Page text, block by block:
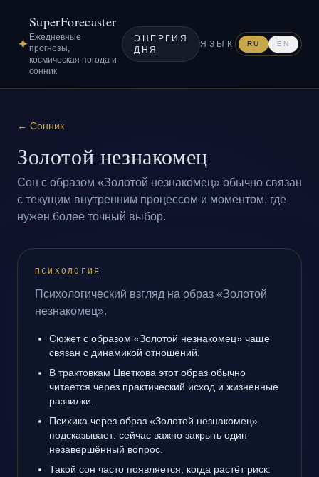
✦
SuperForecaster
Ежедневные
прогнозы,
космическая погода и
сонник
ЭНЕРГИЯ
ДНЯ
ЯЗЫК RU EN
← Сонник
Золотой незнакомец
Сон с образом «Золотой незнакомец» обычно связан
с текущим внутренним процессом и моментом, где
нужен более точный выбор.
ПСИХОЛОГИЯ
Психологический взгляд на образ «Золотой
незнакомец».
Сюжет с образом «Золотой незнакомец» чаще
связан с динамикой отношений.
В трактовкам Цветкова этот образ обычно
читается через практический исход и жизненные
развилки.
Психика через образ «Золотой незнакомец»
подсказывает: сейчас важно закрыть один
незавершённый вопрос.
Такой сон часто появляется, когда растёт риск: